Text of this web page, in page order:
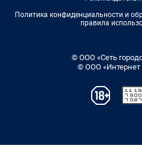
Политика конфиденциальности и
правила
© ООО «Сеть
© ООО «Интернет